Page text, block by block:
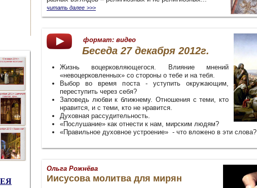
читать далее >>>
формат: видео
Беседа 27 декабря 2012г.
Жизнь воцерковляющегося. Влияние мнений
«невоцерковленных» со стороны о тебе и на тебя.
Выбор во время поста - уступить окружающим,
переступить через себя?
Заповедь любви к ближнему. Отношения с теми, кто
нравится, и с теми, кто не нравится.
Духовная рассудительность.
«Послушание» как отнести к нам, мирским людям?
«Правильное духовное устроение» - что вложено в эти слова?
Ольга Рожнёва
Иисусова молитва для мирян